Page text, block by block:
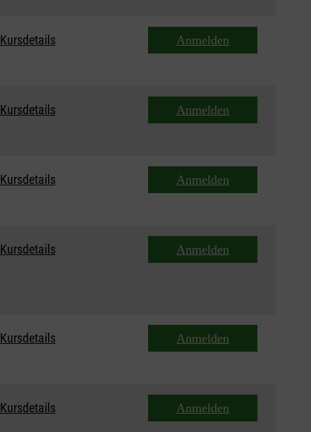
Kursdetails Anmelden
Kursdetails Anmelden
Kursdetails Anmelden
Kursdetails Anmelden
Kursdetails Anmelden
Kursdetails Anmelden